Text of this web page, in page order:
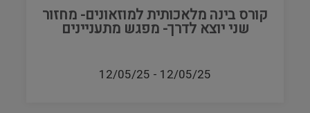
קורס בינה מלאכותית למוזאונים- מחזור
שני יוצא לדרך- מפגש מתעניינים
12/05/25
-
12/05/25